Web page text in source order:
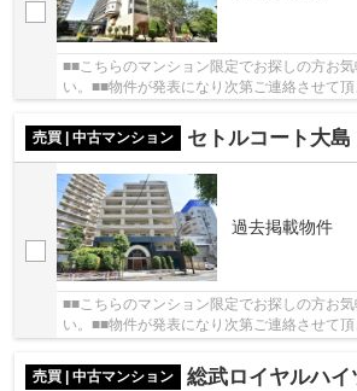
■■こちらのマンション限定でお探しの方お
い。■■物件が発表になり次第ご連絡させて頂
売買 | 中古マンション セトルコート大島
過去掲載物件
■■こちらのマンション限定でお探しの方お
い。■■物件が発表になり次第ご連絡させて頂
売買 | 中古マンション 総武ロイヤルハイ